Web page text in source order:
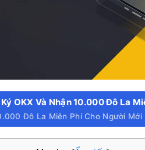
OKX Và Nhận 10.000 Đô La
Đô La Miễn Phí Cho Người Mới